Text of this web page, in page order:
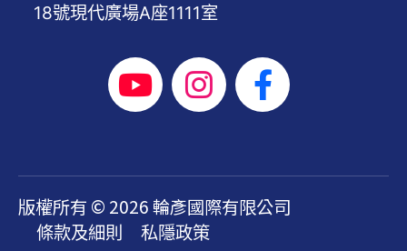
18號現代廣場A座1111室
版權所有 © 2026 輪彥國際有限公司
條款及細則 私隱政策